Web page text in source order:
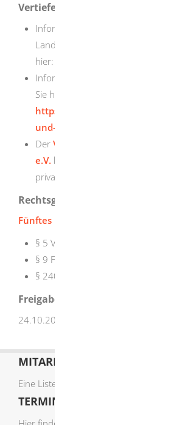
Vertiefende Informationen
Informationen zur
Landwirtschaft, Forsten und
hier:
Informationen zur
Sie hier:
https://
und-publizisten/leistungen
Der Verband der privaten
e.V. bietet Informationen über das
privaten Krankenversicherung.
Rechtsgrundlage
Fünftes Buch Sozialgesetzbuch (SGB
§ 5 Versicherungspflicht
§ 9 Freiwillige Versicherung
§ 240 Beitragsbemessung für
Freigabevermerk
24.10.2025 Sozialministerium Baden-
MITARBEITERLISTE
Eine Liste der Mitarbeiter von A-Z finden
TERMIN ONLINE BUCHEN